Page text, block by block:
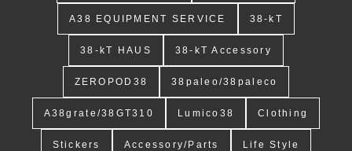
A38 EQUIPMENT SERVICE 38-kT
38-kT HAUS 38-kT Accessory
ZEROPOD38 38paleo/38paleco
A38grate/38GT310 Lumico38 Clothing
Stickers Accessory/Parts Life Style